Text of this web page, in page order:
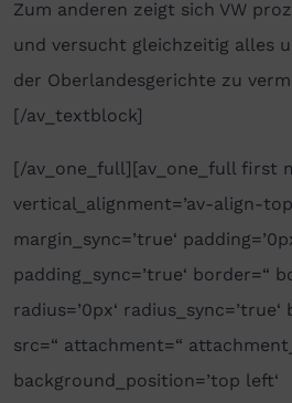
Zum anderen zeigt sich VW
und versucht gleichzeitig alles
der Oberlandesgerichte zu
[/av_textblock]
[/av_one_full][av_one_full first
vertical_alignment=’av-align-
margin_sync=’true‘
padding_sync=’true‘ border=“
radius=’0px‘
src=“ attachment=“
background_position=’top left‘